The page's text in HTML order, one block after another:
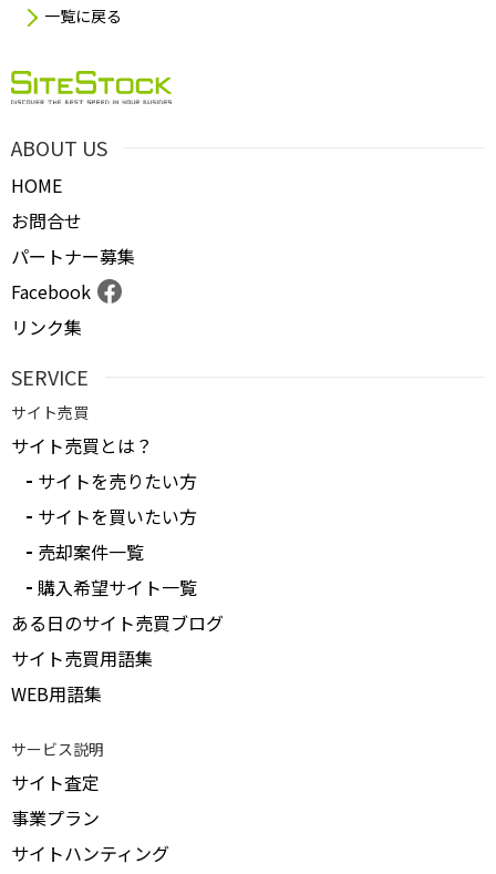
一覧に戻る
ABOUT US
HOME
お問合せ
パートナー募集
Facebook
リンク集
SERVICE
サイト売買
サイト売買とは？
サイトを売りたい方
サイトを買いたい方
売却案件一覧
購入希望サイト一覧
ある日のサイト売買ブログ
サイト売買用語集
WEB用語集
サービス説明
サイト査定
事業プラン
サイトハンティング